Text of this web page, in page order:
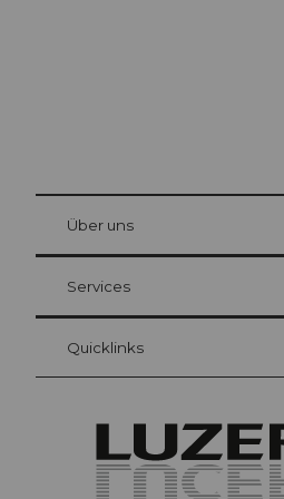
Gästekarte Luzern
Ihre Vorteile als Übernachtungsgast
at Bre
Über uns
Services
Quicklinks